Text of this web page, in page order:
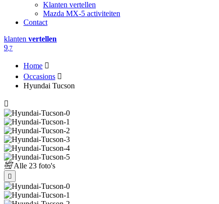
Klanten vertellen
Mazda MX-5 activiteiten
Contact
klanten vertellen
9,7
Home
Occasions
Hyundai Tucson
Alle 23 foto's